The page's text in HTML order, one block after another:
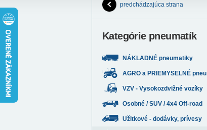
predchádzajúca strana
Kategórie pneumatík
NÁKLADNÉ pneumatiky
AGRO a PRIEMYSELNÉ pneu
VZV - Vysokozdvižné vozíky
Osobné / SUV / 4x4 Off-road
Užitkové - dodávky, prívesy